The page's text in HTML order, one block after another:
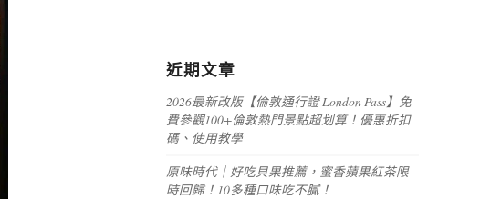
近期文章
2026最新改版【倫敦通行證 London Pass】免
費參觀100+倫敦熱門景點超划算！優惠折扣
碼、使用教學
原味時代｜好吃貝果推薦，蜜香蘋果紅茶限
時回歸！10多種口味吃不膩！